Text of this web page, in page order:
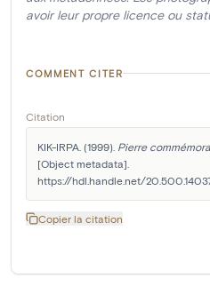
avoir leur propre licence ou
COMMENT CITER
Citation
KIK-IRPA. (1999). Pierre
[Object metadata].
https://hdl.handle.net/
Copier la citation